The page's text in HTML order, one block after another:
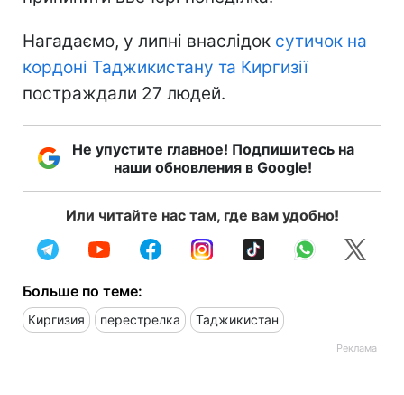
Нагадаємо, у липні внаслідок сутичок на
кордоні Таджикистану та Киргизії
постраждали 27 людей.
Не упустите главное! Подпишитесь на
наши обновления в Google!
Или читайте нас там, где вам удобно!
Больше по теме:
Киргизия перестрелка Таджикистан